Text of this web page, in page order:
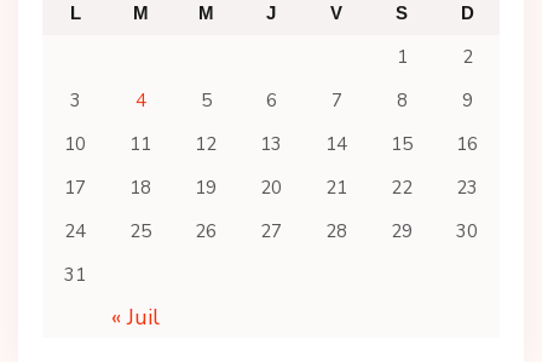
L M M J V S D
1
2
3
4 5 6 7 8
9
10
11 12 13 14 15
16
17
18 19 20 21 22
23
24
25 26 27 28 29
30
31
« Juil